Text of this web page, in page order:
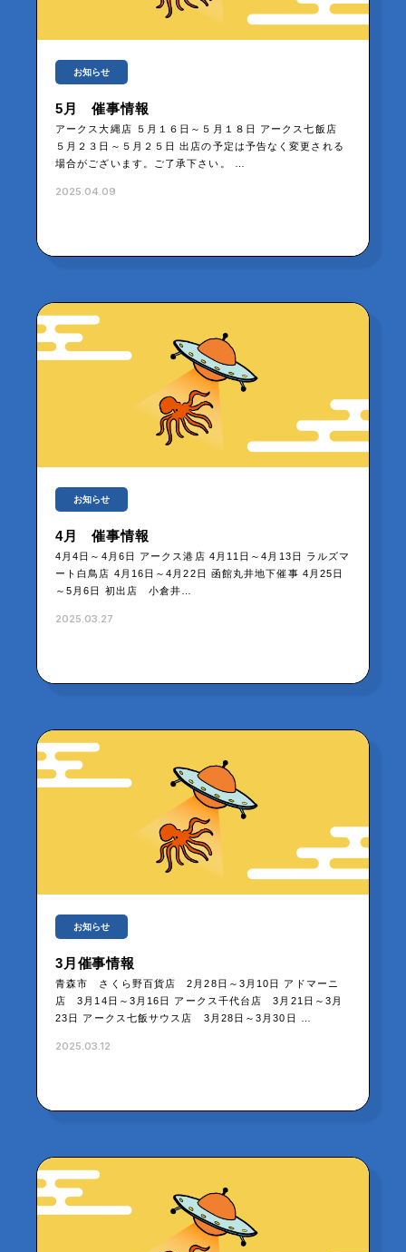
お知らせ
5月 催事情報
アークス大縄店 ５月１６日～５月１８日 アークス七飯店
５月２３日～５月２５日 出店の予定は予告なく変更される
場合がございます。ご了承下さい。 …
2025.04.09
お知らせ
4月 催事情報
4月4日～4月6日 アークス港店 4月11日～4月13日 ラルズマ
ート白鳥店 4月16日～4月22日 函館丸井地下催事 4月25日
～5月6日 初出店 小倉井…
2025.03.27
お知らせ
3月催事情報
青森市 さくら野百貨店 2月28日～3月10日 アドマーニ
店 3月14日～3月16日 アークス千代台店 3月21日～3月
23日 アークス七飯サウス店 3月28日～3月30日 …
2025.03.12